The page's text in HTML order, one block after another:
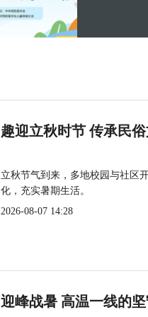
趣迎立秋时节 传承民
立秋节气到来，多地校园与社区
化，充实暑期生活。
2026-08-07 14:28
迎峰战暑 高温一线的